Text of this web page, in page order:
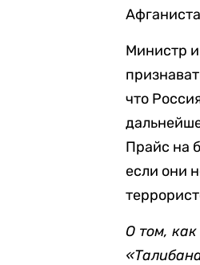
Министр
что
Прайс на
если они
О том,